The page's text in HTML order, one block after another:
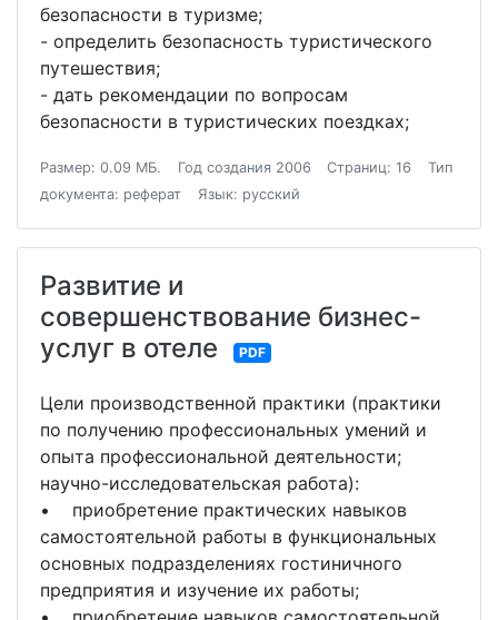
безопасности в туризме;
- определить безопасность туристического
путешествия;
- дать рекомендации по вопросам
безопасности в туристических поездках;
Размер: 0.09 МБ. Год создания 2006 Страниц: 16
Тип
документа: реферат
Язык: русский
Развитие и
совершенствование бизнес-
услуг в отеле
PDF
Цели производственной практики (практики
по получению профессиональных умений и
опыта профессиональной деятельности;
научно-исследовательская работа):
• приобретение практических навыков
самостоятельной работы в функциональных
основных подразделениях гостиничного
предприятия и изучение их работы;